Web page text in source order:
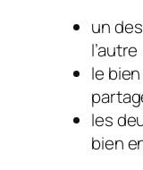
un
l’autre
le
les
bien